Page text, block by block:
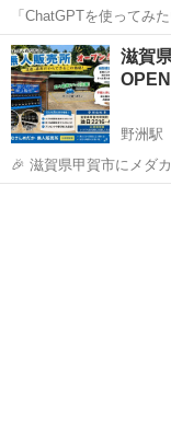
「ChatGPTを使ってみたい。」 でも、 ・何から始め
らない。 ・動画を見て
滋賀 長浜市 長
滋賀
OPEN
野洲駅
🎉 滋賀県甲賀市にメダ
24時間営業なので、お好